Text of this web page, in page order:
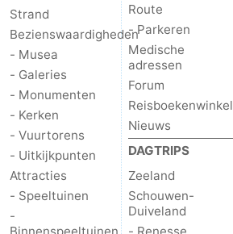
Strand
Bezienswaardigheden
- Musea
- Galeries
- Monumenten
- Kerken
- Vuurtorens
- Uitkijkpunten
Attracties
- Speeltuinen
-
Route
- Parkeren
Medische
adressen
Forum
Reisboekenwinkel
Nieuws
DAGTRIPS
Zeeland
Schouwen-
Duiveland